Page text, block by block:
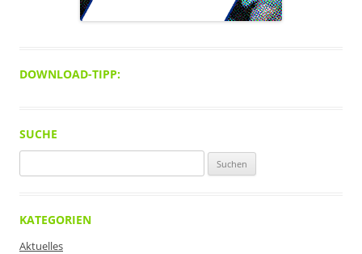
DOWNLOAD-TIPP:
SUCHE
nach:
KATEGORIEN
Aktuelles